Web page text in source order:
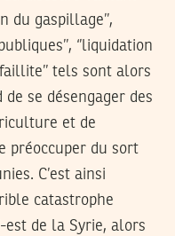
du gaspillage’’,
‘’liquidation
tels sont alors
se désengager des
et de
préoccuper du sort
C’est ainsi
catastrophe
est de la Syrie, alors